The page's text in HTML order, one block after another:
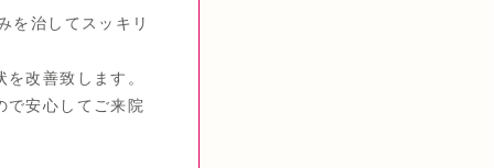
を治してスッキリ
改善致します。
で安心してご来院